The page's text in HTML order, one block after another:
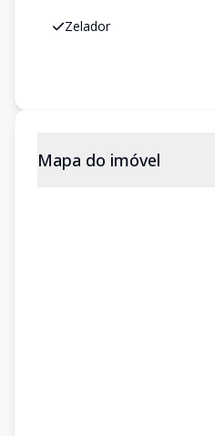
Zelador
Mapa do imóvel